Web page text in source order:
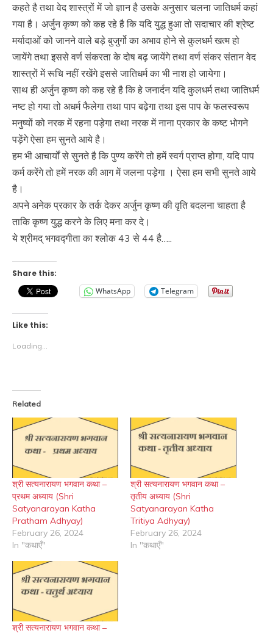
कहते है तथा वेद शास्त्रों में जो ज्ञान है उसके अनुसार चलना जातिधर्म कहां
गया है। अर्जुन कृष्ण को कह रहे है कि यदि युद्ध हुआ तो सदाचार की श्रेष्ट
मर्यादाओं को जानने वाले बड़े बुजुर्गो का अभाव होने से कुलधर्म खत्म हो
जायेंगे तथा इससे वर्ण संकरता के दोष बढ़ जायेंगे तथा वर्ण संकर संतान वेद
शास्त्रों में रूचि नहीं रखेंगे इससे जातिधर्म का भी नाश हो जायेगा।
साथ ही अर्जुन कृष्ण को कह रहे है कि हे जनार्दन यदि कुलधर्म तथा जातिधर्म
नष्ट हो गया तो अधर्म फैलेगा तथा पाप बढ़ेगा तथा इस पाप के फलस्वरूप
मनुष्यों को नरक में रहना पड़ेगा तथा नरक में नाना प्रकार के कष्ट भोगने
पड़ेंगे ऐसा हम सुनते आये है।
हम भी आचार्यों से सुनते है कि पुण्य करेंगे तो हमें स्वर्ग प्राप्त होगा, यदि पाप
कर्म करेंगे तो हमें नरक की आग में जलना पड़ेगा । ऐसा हम सभी सुनते आये
है।
अपने अनेक प्रकार के तर्क देकर अर्जुन कृष्ण की वृति बदलना चाहता है
ताकि कृष्ण युद्ध करने के लिए मना कर दे।
ये श्रीमद् भगवद्गीता का श्लोक 43 से 44 है…..
Share this:
WhatsApp
Telegram
Like this:
Loading...
Related
श्री सत्यनारायण भगवान कथा –
प्रथम अध्याय (Shri
Satyanarayan Katha
Pratham Adhyay)
February 26, 2024
In "कथाएँ"
श्री सत्यनारायण भगवान कथा –
तृतीय अध्याय (Shri
Satyanarayan Katha
Tritiya Adhyay)
February 26, 2024
In "कथाएँ"
श्री सत्यनारायण भगवान कथा –